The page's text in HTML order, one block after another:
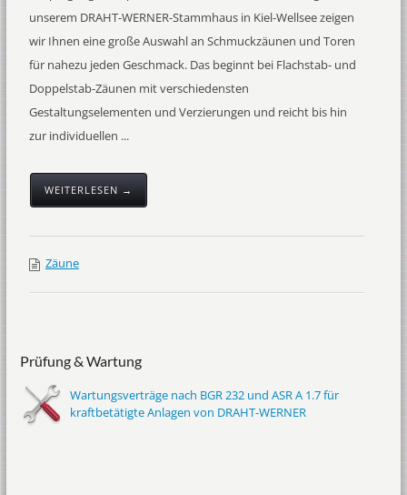
unserem DRAHT-WERNER-Stammhaus in Kiel-Wellsee zeigen
wir Ihnen eine große Auswahl an Schmuckzäunen und Toren
für nahezu jeden Geschmack. Das beginnt bei Flachstab- und
Doppelstab-Zäunen mit verschiedensten
Gestaltungselementen und Verzierungen und reicht bis hin
zur individuellen ...
WEITERLESEN →
Zäune
Prüfung & Wartung
Wartungsverträge nach BGR 232 und ASR A 1.7 für
kraftbetätigte Anlagen von DRAHT-WERNER